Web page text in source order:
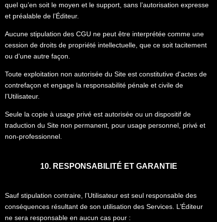
quel qu’en soit le moyen et le support, sans l’autorisation expresse
et préalable de l’Éditeur.
Aucune stipulation des CGU ne peut être interprétée comme une
cession de droits de propriété intellectuelle, que ce soit tacitement
ou d’une autre façon.
Toute exploitation non autorisée du Site est constitutive d'actes de
contrefaçon et engage la responsabilité pénale et civile de
l’Utilisateur.
Seule la copie à usage privé est autorisée ou un dispositif de
traduction du Site non permanent, pour usage personnel, privé et
non-professionnel.
10. RESPONSABILITÉ ET GARANTIE
Sauf stipulation contraire, l’Utilisateur est seul responsable des
conséquences résultant de son utilisation des Services. L’Éditeur
ne sera responsable en aucun cas pour :